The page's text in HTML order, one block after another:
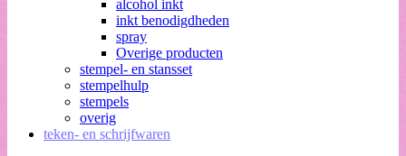
alcohol inkt
inkt benodigdheden
spray
Overige producten
stempel- en stansset
stempelhulp
stempels
overig
teken- en schrijfwaren